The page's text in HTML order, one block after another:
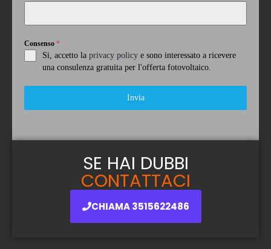
Consenso *
Si, accetto la privacy policy e sono interessato a ricevere
una consulenza gratuita per l'offerta fotovoltaico.
Invia
SE HAI DUBBI
CONTATTACI
CHIAMA 3515622486